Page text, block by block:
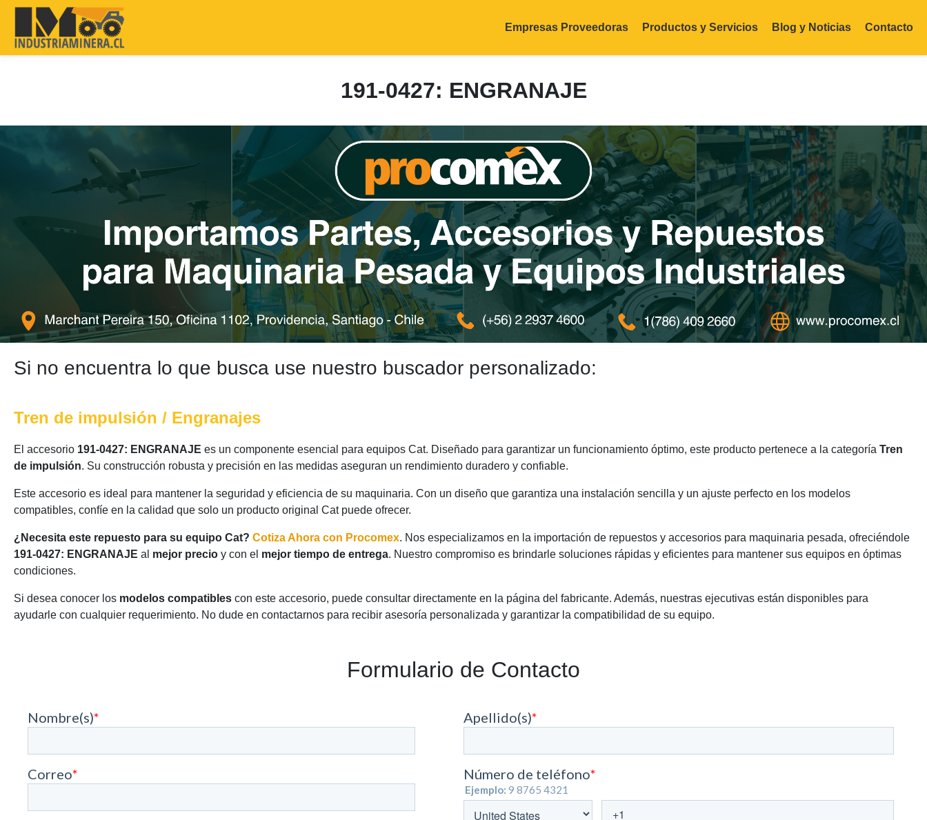
Empresas Proveedoras Productos y Servicios Blog y Noticias Contacto
191-0427: ENGRANAJE
Si no encuentra lo que busca use nuestro buscador personalizado:
Tren de impulsión / Engranajes
El accesorio 191-0427: ENGRANAJE es un componente esencial para equipos Cat. Diseñado para garantizar un funcionamiento óptimo, este producto pertenece a la categoría Tren
de impulsión. Su construcción robusta y precisión en las medidas aseguran un rendimiento duradero y confiable.
Este accesorio es ideal para mantener la seguridad y eficiencia de su maquinaria. Con un diseño que garantiza una instalación sencilla y un ajuste perfecto en los modelos
compatibles, confíe en la calidad que solo un producto original Cat puede ofrecer.
¿Necesita este repuesto para su equipo Cat? Cotiza Ahora con Procomex. Nos especializamos en la importación de repuestos y accesorios para maquinaria pesada, ofreciéndole
191-0427: ENGRANAJE al mejor precio y con el mejor tiempo de entrega. Nuestro compromiso es brindarle soluciones rápidas y eficientes para mantener sus equipos en óptimas
condiciones.
Si desea conocer los modelos compatibles con este accesorio, puede consultar directamente en la página del fabricante. Además, nuestras ejecutivas están disponibles para
ayudarle con cualquier requerimiento. No dude en contactarnos para recibir asesoría personalizada y garantizar la compatibilidad de su equipo.
Formulario de Contacto